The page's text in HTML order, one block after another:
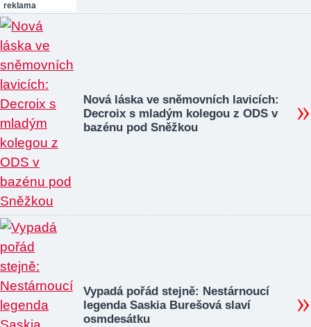
reklama
Nová láska ve sněmovních lavicích:
Decroix s mladým kolegou z ODS v
bazénu pod Sněžkou
Vypadá pořád stejně: Nestárnoucí
legenda Saskia Burešová slaví
osmdesátku